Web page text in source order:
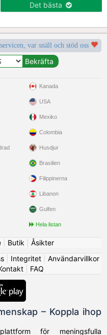
Det bästa
var snäll och stöd oss
Kanada
USA
Mexiko
Colombia
Husdjur
Brasilien
Filippinerna
Libanon
Gulfen
Hela listan
| Butik
Åsikter
| Integritet| Användarvillkor
| FAQ
– Koppla ihop
för meningsfulla